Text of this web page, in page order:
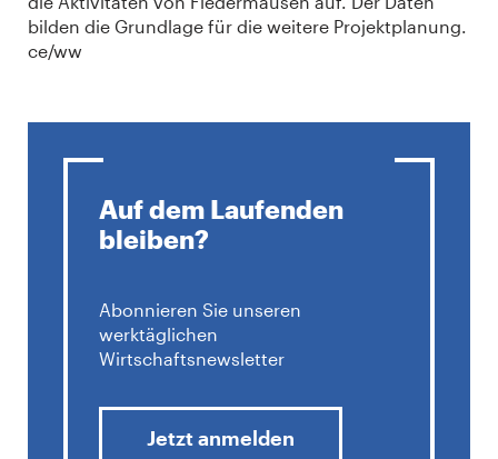
bilden die Grundlage für die weitere Projektplanung.
ce/ww
Auf dem Laufenden
bleiben?
Abonnieren Sie unseren
werktäglichen
Wirtschaftsnewsletter
Jetzt anmelden